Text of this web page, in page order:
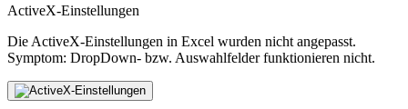
ActiveX-Einstellungen
Die ActiveX-Einstellungen in Excel wurden nicht angepasst.
Symptom: DropDown- bzw. Auswahlfelder funktionieren nicht.